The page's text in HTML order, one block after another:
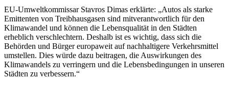
EU-Umweltkommissar Stavros Dimas erklärte: „Autos als starke
Emittenten von Treibhausgasen sind mitverantwortlich für den
Klimawandel und können die Lebensqualität in den Städten
erheblich verschlechtern. Deshalb ist es wichtig, dass sich die
Behörden und Bürger europaweit auf nachhaltigere Verkehrsmittel
umstellen. Dies würde dazu beitragen, die Auswirkungen des
Klimawandels zu verringern und die Lebensbedingungen in unseren
Städten zu verbessern.“